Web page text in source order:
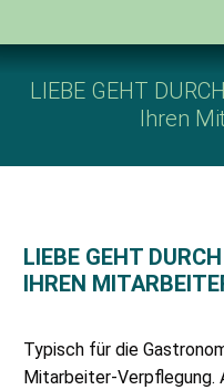
LIEBE GEHT
Ihren
LIEBE GEHT
IHREN
Typisch für die
Mitarbeiter-Verpflegung.